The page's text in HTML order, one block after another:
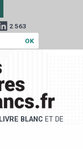
2 563
LIVRE BLANC ET DE